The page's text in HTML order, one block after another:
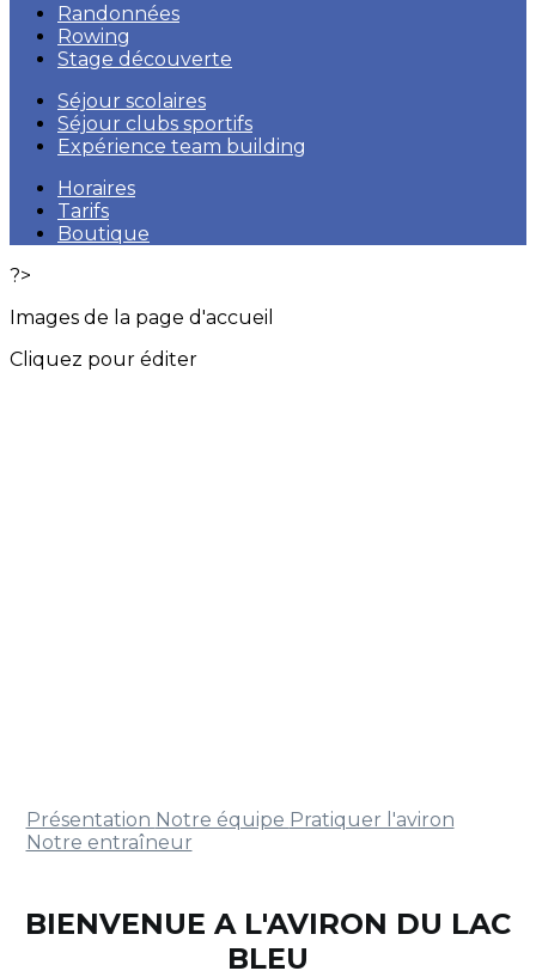
Randonnées
Rowing
Stage découverte
Séjour scolaires
Séjour clubs sportifs
Expérience team building
Horaires
Tarifs
Boutique
?>
Images de la page d'accueil
Cliquez pour éditer
Présentation Notre équipe Pratiquer l'aviron
Notre entraîneur
BIENVENUE A L'AVIRON DU LAC
BLEU